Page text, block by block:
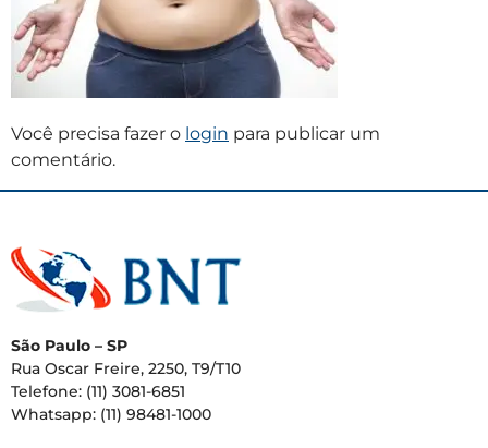
Você precisa fazer o login para publicar um
comentário.
São Paulo – SP
Rua Oscar Freire, 2250, T9/T10
Telefone: (11) 3081-6851
Whatsapp: (11) 98481-1000